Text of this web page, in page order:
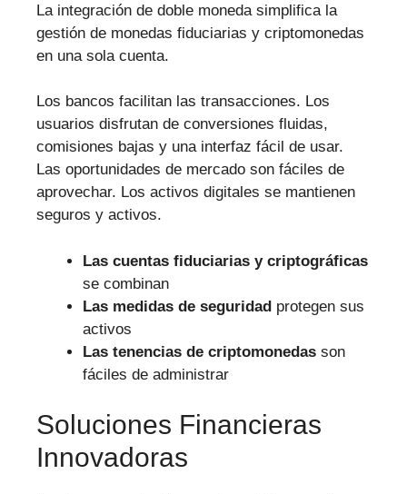
La integración de doble moneda simplifica la
gestión de monedas fiduciarias y criptomonedas
en una sola cuenta.
Los bancos facilitan las transacciones. Los
usuarios disfrutan de conversiones fluidas,
comisiones bajas y una interfaz fácil de usar.
Las oportunidades de mercado son fáciles de
aprovechar. Los activos digitales se mantienen
seguros y activos.
Las cuentas fiduciarias y criptográficas
se combinan
Las medidas de seguridad protegen sus
activos
Las tenencias de criptomonedas son
fáciles de administrar
Soluciones Financieras
Innovadoras